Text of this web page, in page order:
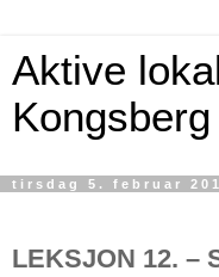
Aktive
Kongsberg
tirsdag 5. februar
LEKSJON 12. –